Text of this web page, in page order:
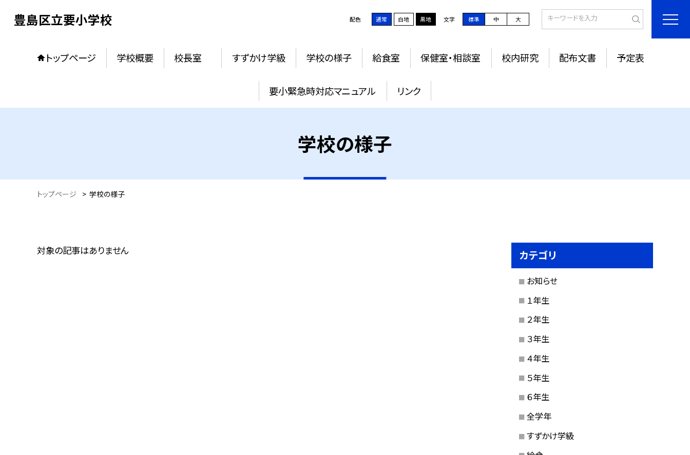
豊島区立要小学校 配色 通常 白地 黒地 文字 標準 中 大
トップページ 学校概要 校長室 すずかけ学級 学校の様子 給食室 保健室・相談室 校内研究 配布文書 予定表
要小緊急時対応マニュアル リンク
学校の様子
トップページ > 学校の様子
対象の記事はありません カテゴリ
お知らせ
１年生
２年生
３年生
４年生
５年生
６年生
全学年
すずかけ学級